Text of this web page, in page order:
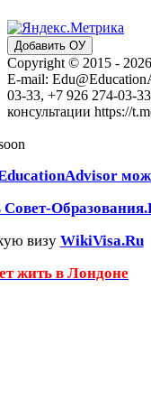
Добавить ОУ
Copyright © 2015 -
E-mail:
03-33, +7 926 274-03-
консультации https://
Совет-
визу WikiVisa.Ru
жить в Лондоне